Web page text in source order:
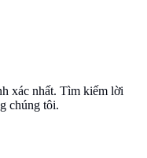
xác nhất. Tìm kiếm lời
chúng tôi.